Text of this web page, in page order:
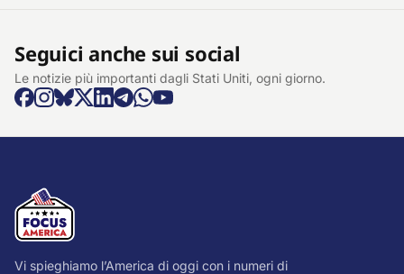
Seguici anche sui social
Le notizie più importanti dagli Stati Uniti, ogni giorno.
Vi spieghiamo l’America di oggi con i numeri di